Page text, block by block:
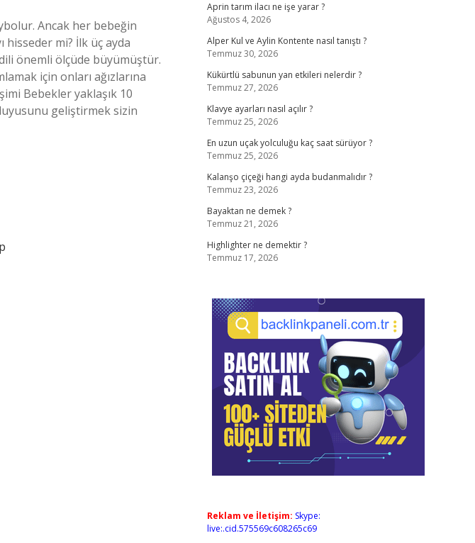
Ancak her bebeğin
hisseder mi? İlk üç ayda
önemli ölçüde büyümüştür.
için onları ağızlarına
Bebekler yaklaşık 10
geliştirmek sizin
Aprin tarım ilacı ne işe yarar ?
Ağustos 4, 2026
Alper Kul ve Aylin Kontente nasıl tanıştı ?
Temmuz 30, 2026
Kükürtlü sabunun yan etkileri nelerdir ?
Temmuz 27, 2026
Klavye ayarları nasıl açılır ?
Temmuz 25, 2026
En uzun uçak yolculuğu kaç saat sürüyor ?
Temmuz 25, 2026
Kalanşo çiçeği hangi ayda budanmalıdır ?
Temmuz 23, 2026
Bayaktan ne demek ?
Temmuz 21, 2026
Highlighter ne demektir ?
Temmuz 17, 2026
Reklam ve İletişim: Skype:
live:.cid.575569c608265c69